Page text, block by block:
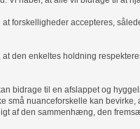
forskelligheder accepteres,
den enkeltes holdning
bidrage til en afslappet og
små nuanceforskelle kan
af den sammenhæng, den